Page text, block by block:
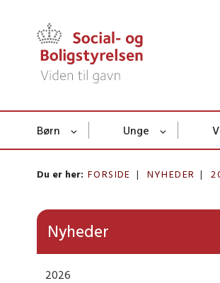
Børn Unge
Du er her: FORSIDE NYHEDER
Nyheder
2026